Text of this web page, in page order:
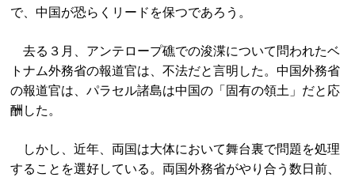
で、中国が恐らくリードを保つであろう。
去る３月、アンテロープ礁での浚渫について問われたベ
トナム外務省の報道官は、不法だと言明した。中国外務省
の報道官は、パラセル諸島は中国の「固有の領土」だと応
酬した。
しかし、近年、両国は大体において舞台裏で問題を処理
することを選好している。両国外務省がやり合う数日前、